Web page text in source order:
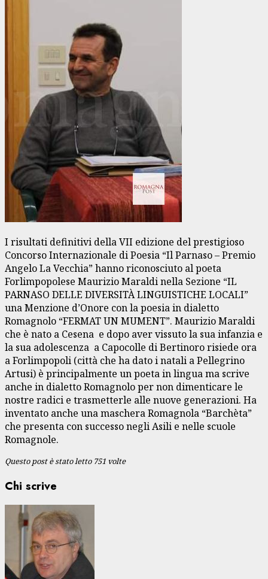
I risultati definitivi della VII edizione del prestigioso
Concorso Internazionale di Poesia “Il Parnaso – Premio
Angelo La Vecchia” hanno riconosciuto al poeta
Forlimpopolese Maurizio Maraldi nella Sezione “IL
PARNASO DELLE DIVERSITÀ LINGUISTICHE LOCALI”
una Menzione d’Onore con la poesia in dialetto
Romagnolo “FERMAT UN MUMENT”. Maurizio Maraldi
che è nato a Cesena e dopo aver vissuto la sua infanzia e
la sua adolescenza a Capocolle di Bertinoro risiede ora
a Forlimpopoli (città che ha dato i natali a Pellegrino
Artusi) è principalmente un poeta in lingua ma scrive
anche in dialetto Romagnolo per non dimenticare le
nostre radici e trasmetterle alle nuove generazioni. Ha
inventato anche una maschera Romagnola “Barchèta”
che presenta con successo negli Asili e nelle scuole
Romagnole.
Questo post è stato letto 751 volte
Chi scrive